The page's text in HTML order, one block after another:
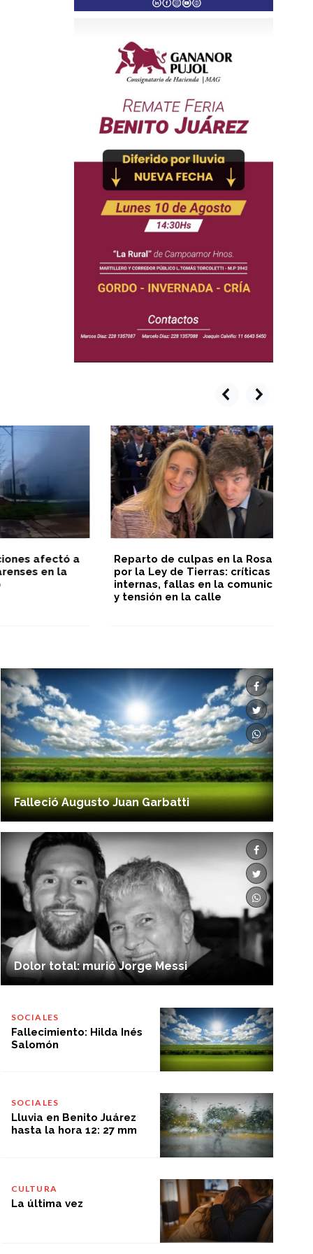
a
en la
Reparto de culpas en la Rosada
por la Ley de Tierras: críticas
internas, fallas en la comunicación
y tensión en la calle
prev next
Falleció Augusto Juan Garbatti
Dolor total: murió Jorge Messi
SOCIALES
Fallecimiento: Hilda Inés
Salomón
SOCIALES
Lluvia en Benito Juárez
hasta la hora 12: 27 mm
CULTURA
La última vez